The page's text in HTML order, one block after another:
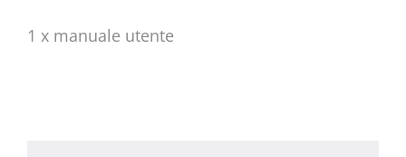
1 x manuale utente